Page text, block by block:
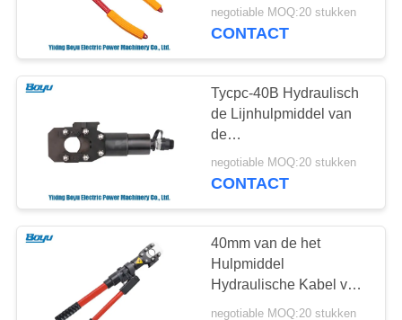
Het vastbinden van
Blokken
47
Transmissielijn die
Draadschaar van de
Handkabel voor Koper
negotiable MOQ:20 stukken
CONTACT
Tycpc-40B Hydraulisch
de Lijnhulpmiddel van
de
Draadschaartransmissie
voor Koperkabel
negotiable MOQ:20 stukken
CONTACT
40mm van de het
Hulpmiddel
Hydraulische Kabel van
de Transmissielijn de
negotiable MOQ:20 stukken